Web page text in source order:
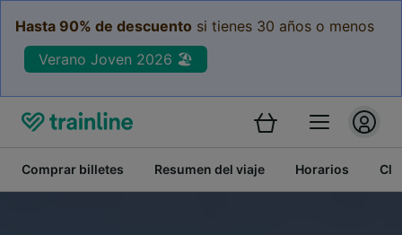
Hasta 90% de descuento si tienes 30 años o menos
Verano Joven 2026 🏖️
Comprar billetes Resumen del viaje Horarios